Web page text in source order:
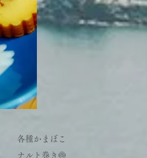
各種かまぼこ
ナルト巻き🍥